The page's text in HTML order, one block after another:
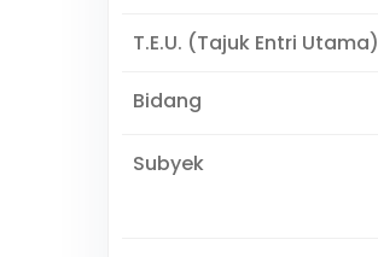
T.E.U. (Tajuk Entri Utama)
Bidang
Subyek